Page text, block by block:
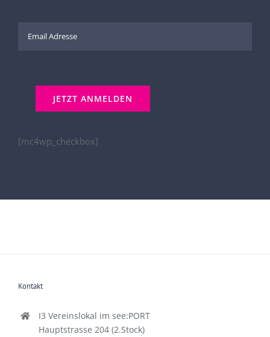
[mc4wp_checkbox]
Kontakt
I3 Vereinslokal im see:PORT
Hauptstrasse 204 (2.Stock)